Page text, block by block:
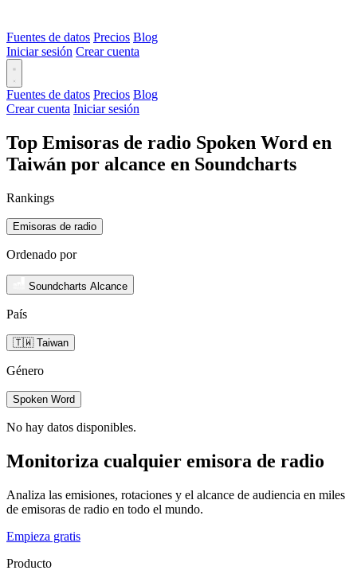
Fuentes de datos Precios Blog
Iniciar sesión Crear cuenta
Fuentes de datos Precios Blog
Crear cuenta Iniciar sesión
Top Emisoras de radio Spoken Word en
Taiwán por alcance en Soundcharts
Rankings
Emisoras de radio
Ordenado por
Soundcharts Alcance
País
🇹🇼 Taiwan
Género
Spoken Word
No hay datos disponibles.
Monitoriza cualquier emisora de radio
Analiza las emisiones, rotaciones y el alcance de audiencia en miles
de emisoras de radio en todo el mundo.
Empieza gratis
Producto